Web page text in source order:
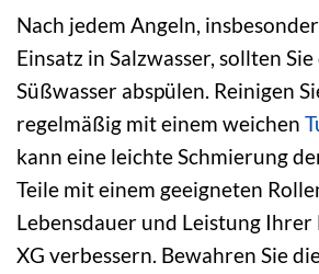
Nach jedem Angeln,
Einsatz in Salzwasser, sollten
Süßwasser abspülen. Reinigen
regelmäßig mit einem weichen
kann eine leichte Schmierung
Teile mit einem geeigneten
Lebensdauer und Leistung Ihrer
XG verbessern. Bewahren Sie